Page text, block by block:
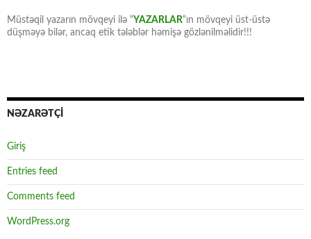
Müstəqil yazarın mövqeyi ilə “YAZARLAR“ın mövqeyi üst-üstə
düşməyə bilər, ancaq etik tələblər həmişə gözlənilməlidir!!!
NƏZARƏTÇİ
Giriş
Entries feed
Comments feed
WordPress.org